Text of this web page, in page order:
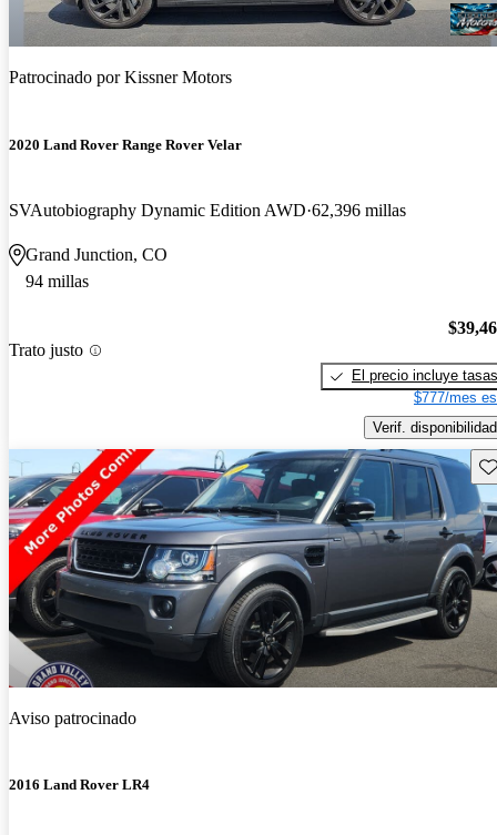
Patrocinado porKissner Motors
2020 Land Rover Range Rover Velar
SVAutobiography Dynamic Edition AWD 62,396 millas
Grand Junction, CO
94 millas
Trato justo
El precio incluye tasas
$777/mes
Verif. disponibilidad
Aviso patrocinado
2016 Land Rover LR4